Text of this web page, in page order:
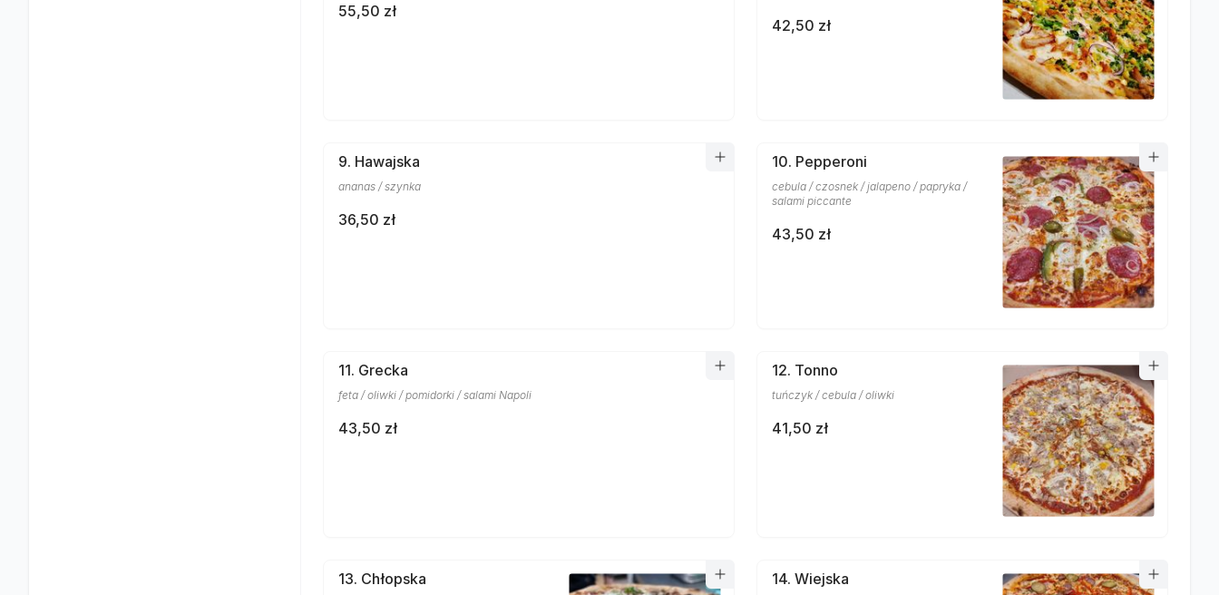
55,50 zł
42,50 zł
9. Hawajska
ananas / szynka
36,50 zł
10. Pepperoni
cebula / czosnek / jalapeno / papryka /
salami piccante
43,50 zł
11. Grecka
feta / oliwki / pomidorki / salami Napoli
43,50 zł
12. Tonno
tuńczyk / cebula / oliwki
41,50 zł
13. Chłopska 14. Wiejska